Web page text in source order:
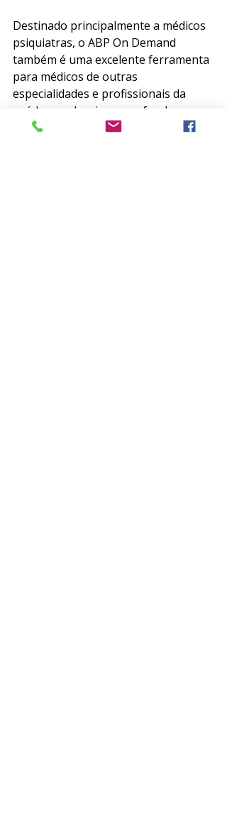
Destinado principalmente a médicos
psiquiatras, o ABP On Demand
também é uma excelente ferramenta
para médicos de outras
especialidades e profissionais da
saúde que desejam aprofundar seus
conhecimentos em Psiquiatria.